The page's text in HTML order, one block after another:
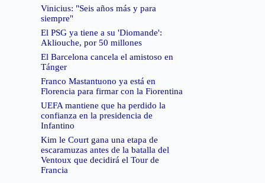
Vinicius: "Seis años más y para
siempre"
El PSG ya tiene a su 'Diomande':
Akliouche, por 50 millones
El Barcelona cancela el amistoso en
Tánger
Franco Mastantuono ya está en
Florencia para firmar con la Fiorentina
UEFA mantiene que ha perdido la
confianza en la presidencia de
Infantino
Kim le Court gana una etapa de
escaramuzas antes de la batalla del
Ventoux que decidirá el Tour de
Francia